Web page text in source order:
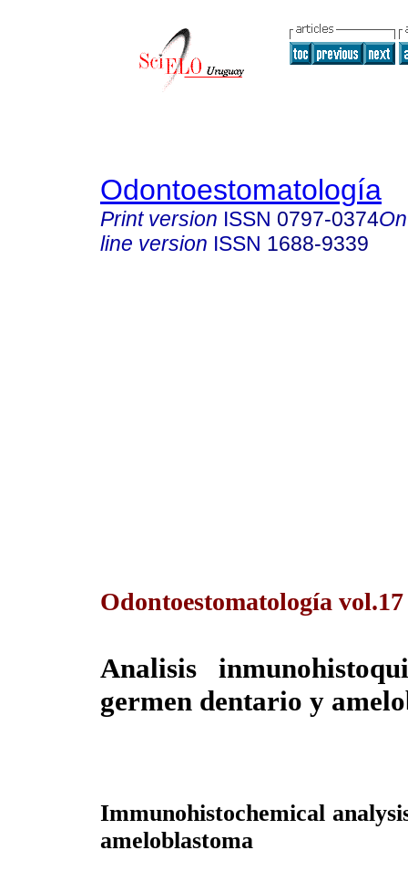
Odontoestomatología
Print version ISSN 0797-0374
line version ISSN 1688-9339
Odontoestomatología
Analisis
germen dentario y
Immunohistochemical
ameloblastoma